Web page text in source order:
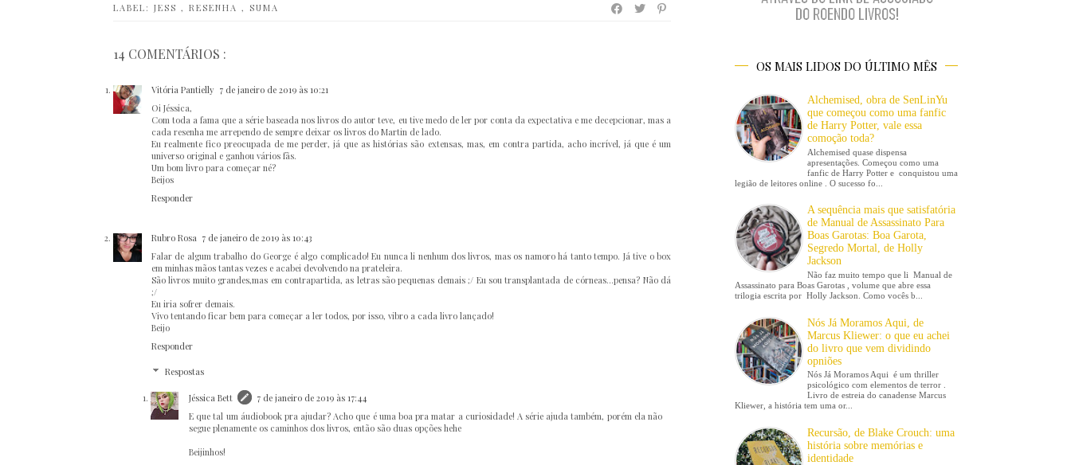
LABEL: JESS , RESENHA , SUMA
14 COMENTÁRIOS :
Vitória Pantielly 7 de janeiro de 2019 às 10:21
Oi Jéssica,
Com toda a fama que a série baseada nos livros do autor teve, eu tive medo de ler por conta da expectativa e me decepcionar, mas a
cada resenha me arrependo de sempre deixar os livros do Martin de lado.
Eu realmente fico preocupada de me perder, já que as histórias são extensas, mas, em contra partida, acho incrível, já que é um
universo original e ganhou vários fãs.
Um bom livro para começar né?
Beijos
Responder
Rubro Rosa 7 de janeiro de 2019 às 10:43
Falar de algum trabalho do George é algo complicado! Eu nunca li nenhum dos livros, mas os namoro há tanto tempo. Já tive o box
em minhas mãos tantas vezes e acabei devolvendo na prateleira.
São livros muito grandes,mas em contrapartida, as letras são pequenas demais ;/ Eu sou transplantada de córneas...pensa? Não dá
;/
Eu iria sofrer demais.
Vivo tentando ficar bem para começar a ler todos, por isso, vibro a cada livro lançado!
Beijo
Responder
Respostas
Jéssica Bett
7 de janeiro de 2019 às 17:44
E que tal um áudiobook pra ajudar? Acho que é uma boa pra matar a curiosidade! A série ajuda também, porém ela não
segue plenamente os caminhos dos livros, então são duas opções hehe
Beijinhos!
OS MAIS LIDOS DO ÚLTIMO MÊS
Alchemised, obra de SenLinYu
que começou como uma fanfic
de Harry Potter, vale essa
comoção toda?
Alchemised quase dispensa
apresentações. Começou como uma
fanfic de Harry Potter e conquistou uma
legião de leitores online . O sucesso fo...
A sequência mais que satisfatória
de Manual de Assassinato Para
Boas Garotas: Boa Garota,
Segredo Mortal, de Holly
Jackson
Não faz muito tempo que li Manual de
Assassinato para Boas Garotas , volume que abre essa
trilogia escrita por Holly Jackson. Como vocês b...
Nós Já Moramos Aqui, de
Marcus Kliewer: o que eu achei
do livro que vem dividindo
opniões
Nós Já Moramos Aqui é um thriller
psicológico com elementos de terror .
Livro de estreia do canadense Marcus
Kliewer, a história tem uma or...
Recursão, de Blake Crouch: uma
história sobre memórias e
identidade